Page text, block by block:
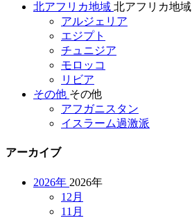
北アフリカ地域 北アフリカ地域
アルジェリア
エジプト
チュニジア
モロッコ
リビア
その他 その他
アフガニスタン
イスラーム過激派
アーカイブ
2026年 2026年
12月
11月